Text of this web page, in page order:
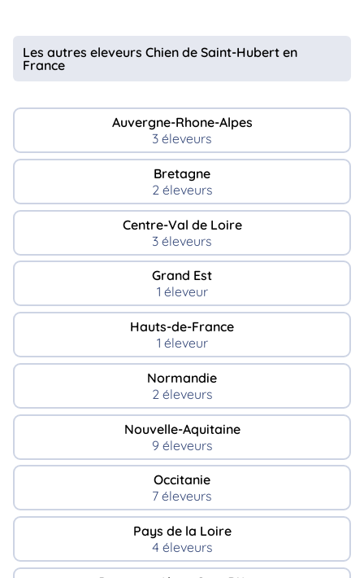
Les autres eleveurs Chien de Saint-Hubert en
France
Auvergne-Rhone-Alpes
3 éleveurs
Bretagne
2 éleveurs
Centre-Val de Loire
3 éleveurs
Grand Est
1 éleveur
Hauts-de-France
1 éleveur
Normandie
2 éleveurs
Nouvelle-Aquitaine
9 éleveurs
Occitanie
7 éleveurs
Pays de la Loire
4 éleveurs